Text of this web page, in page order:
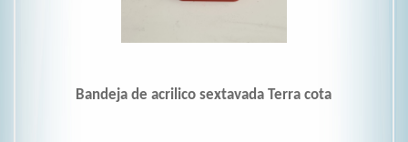
Bandeja de acrilico sextavada Terra cota